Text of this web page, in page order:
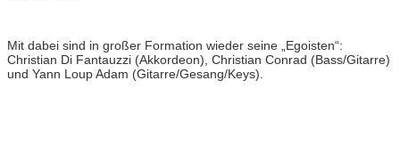
Mit dabei sind in großer Formation wieder seine „Egoisten“:
Christian Di Fantauzzi (Akkordeon), Christian Conrad (Bass/Gitarre)
und Yann Loup Adam (Gitarre/Gesang/Keys).